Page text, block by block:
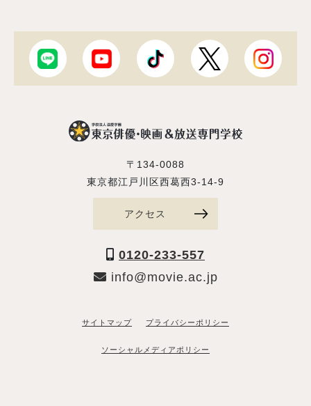
〒134-0088
東京都江戸川区西葛西3-14-9
アクセス
0120-233-557
info@movie.ac.jp
サイトマップ プライバシーポリシー
ソーシャルメディアポリシー